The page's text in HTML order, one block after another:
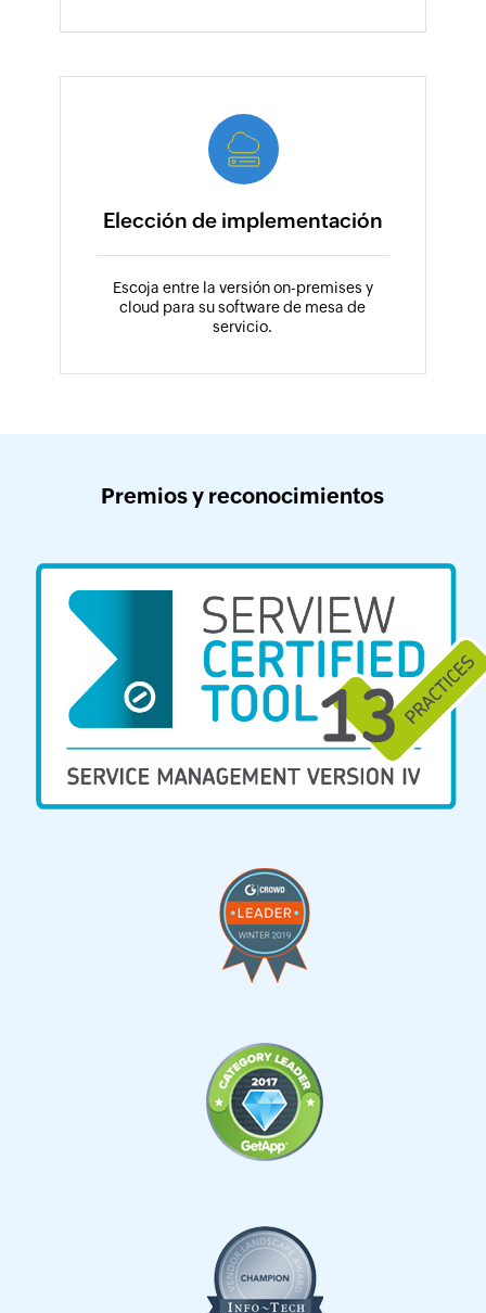
Elección de implementación
Escoja entre la versión on-premises y
cloud para su software de mesa de
servicio.
Premios y reconocimientos